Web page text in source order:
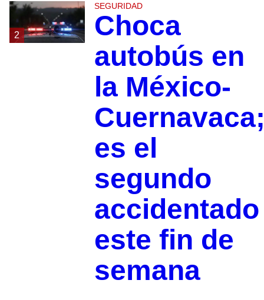
2
SEGURIDAD
Choca
autobús en
la México-
es el
segundo
accidentado
este fin de
semana